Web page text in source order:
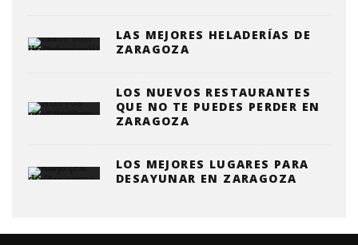
LAS MEJORES HELADERÍAS DE
ZARAGOZA
LOS NUEVOS RESTAURANTES
QUE NO TE PUEDES PERDER EN
ZARAGOZA
LOS MEJORES LUGARES PARA
DESAYUNAR EN ZARAGOZA